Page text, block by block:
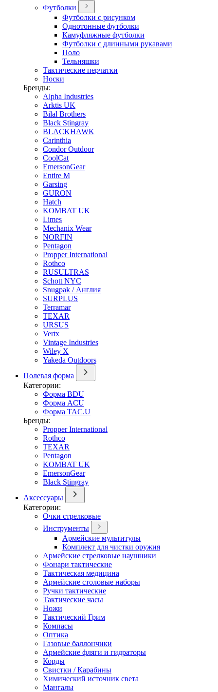
Футболки
Футболки с рисунком
Однотонные футболки
Камуфляжные футболки
Футболки с длинными рукавами
Поло
Тельняшки
Тактические перчатки
Носки
Бренды:
Alpha Industries
Arktis UK
Bilal Brothers
Black Stingray
BLACKHAWK
Carinthia
Condor Outdoor
CoolCat
EmersonGear
Entire M
Garsing
GURON
Hatch
KOMBAT UK
Limes
Mechanix Wear
NORFIN
Pentagon
Propper International
Rothco
RUSULTRAS
Schott NYC
Snugpak / Англия
SURPLUS
Terramar
TEXAR
URSUS
Vertx
Vintage Industries
Wiley X
Yakeda Outdoors
Полевая форма
Категории:
Форма BDU
Форма ACU
Форма TAC.U
Бренды:
Propper International
Rothco
TEXAR
Pentagon
KOMBAT UK
EmersonGear
Black Stingray
Аксессуары
Категории:
Очки стрелковые
Инструменты
Армейские мультитулы
Комплект для чистки оружия
Армейские стрелковые наушники
Фонари тактические
Тактическая медицина
Армейские столовые наборы
Ручки тактические
Тактические часы
Ножи
Тактический Грим
Компасы
Оптика
Газовые баллончики
Армейские фляги и гидраторы
Корды
Свистки / Карабины
Химический источник света
Мангалы